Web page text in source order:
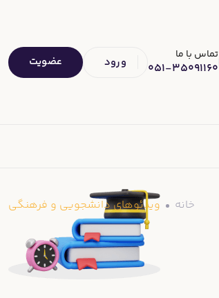
تماس با ما
051-35091160 ورود عضویت
ویدئوهای دانشجویی و فرهنگی خانه